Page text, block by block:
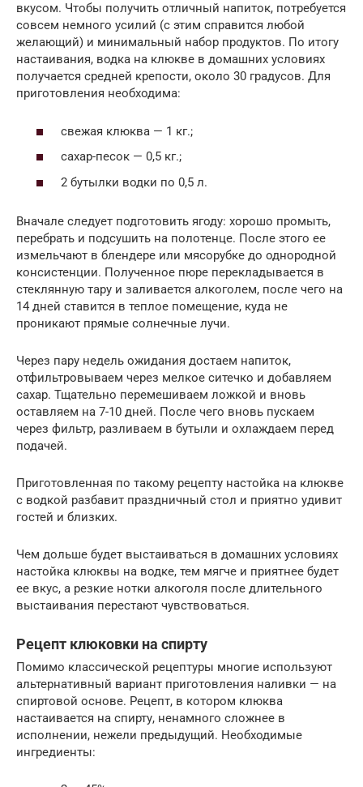
вкусом. Чтобы получить отличный напиток, потребуется
совсем немного усилий (с этим справится любой
желающий) и минимальный набор продуктов. По итогу
настаивания, водка на клюкве в домашних условиях
получается средней крепости, около 30 градусов. Для
приготовления необходима:
свежая клюква — 1 кг.;
сахар-песок — 0,5 кг.;
2 бутылки водки по 0,5 л.
Вначале следует подготовить ягоду: хорошо промыть,
перебрать и подсушить на полотенце. После этого ее
измельчают в блендере или мясорубке до однородной
консистенции. Полученное пюре перекладывается в
стеклянную тару и заливается алкоголем, после чего на
14 дней ставится в теплое помещение, куда не
проникают прямые солнечные лучи.
Через пару недель ожидания достаем напиток,
отфильтровываем через мелкое ситечко и добавляем
сахар. Тщательно перемешиваем ложкой и вновь
оставляем на 7-10 дней. После чего вновь пускаем
через фильтр, разливаем в бутыли и охлаждаем перед
подачей.
Приготовленная по такому рецепту настойка на клюкве
с водкой разбавит праздничный стол и приятно удивит
гостей и близких.
Чем дольше будет выстаиваться в домашних условиях
настойка клюквы на водке, тем мягче и приятнее будет
ее вкус, а резкие нотки алкоголя после длительного
выстаивания перестают чувствоваться.
Рецепт клюковки на спирту
Помимо классической рецептуры многие используют
альтернативный вариант приготовления наливки — на
спиртовой основе. Рецепт, в котором клюква
настаивается на спирту, ненамного сложнее в
исполнении, нежели предыдущий. Необходимые
ингредиенты: